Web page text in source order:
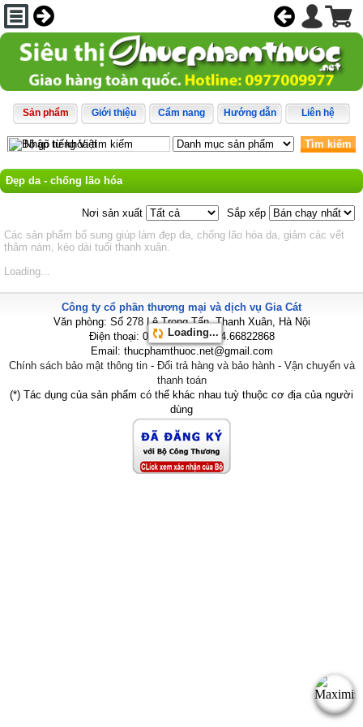
Loading...
Sản phẩm Giới thiệu Cẩm nang Hướng dẫn Liên hệ
Tìm kiếm
Đẹp da - chống lão hóa
Nơi sản xuất
Sắp xếp
Các sản phẩm bổ sung giúp làm đẹp da, chống lão hóa da, giảm các vết
thâm nám, kéo dài tuổi thanh xuân.
Loading...
Công ty cổ phần thương mại và dịch vụ Gia Cát
Văn phòng: Số 278 Lê Trọng Tấn, Thanh Xuân, Hà Nội
Điện thoại: 0977009977 - 024.66822868
Email: thucphamthuoc.net@gmail.com
Chính sách bảo mật thông tin- Đổi trả hàng và bảo hành- Vận chuyển và
thanh toán
(*) Tác dụng của sản phẩm có thể khác nhau tuỳ thuộc cơ địa của người
dùng